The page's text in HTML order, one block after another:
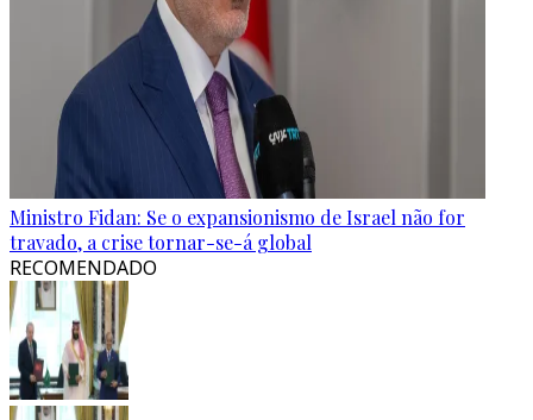
Ministro Fidan: Se o expansionismo de Israel não for
travado, a crise tornar-se-á global
RECOMENDADO